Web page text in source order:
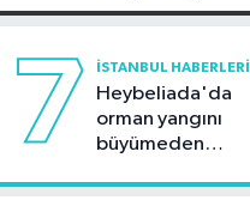
görüntülendi
7 İSTANBUL HABERLERI
Heybeliada'da
orman yangını
büyümeden